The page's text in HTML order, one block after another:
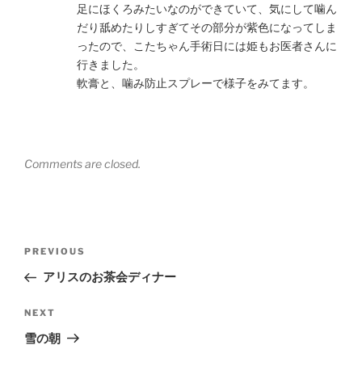
足にほくろみたいなのができていて、気にして噛ん
だり舐めたりしすぎてその部分が紫色になってしま
ったので、こたちゃん手術日には姫もお医者さんに
行きました。
軟膏と、噛み防止スプレーで様子をみてます。
Comments are closed.
Previous
Post
PREVIOUS
アリスのお茶会ディナー
Next
Post
NEXT
雪の朝